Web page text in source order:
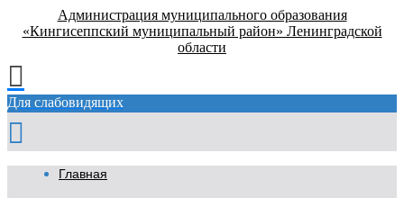
Администрация муниципального образования
«Кингисеппский муниципальный район» Ленинградской
области
Для слабовидящих
Главная